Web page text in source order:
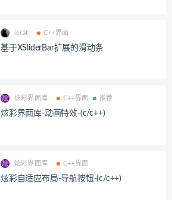
ierat C++界面
基于XSliderBar扩展的滑动条
炫彩界面库 C++界面 推荐
炫彩界面库-动画特效-(c/c++)
炫彩界面库 C++界面
炫彩自适应布局-导航按钮-(c/c++)